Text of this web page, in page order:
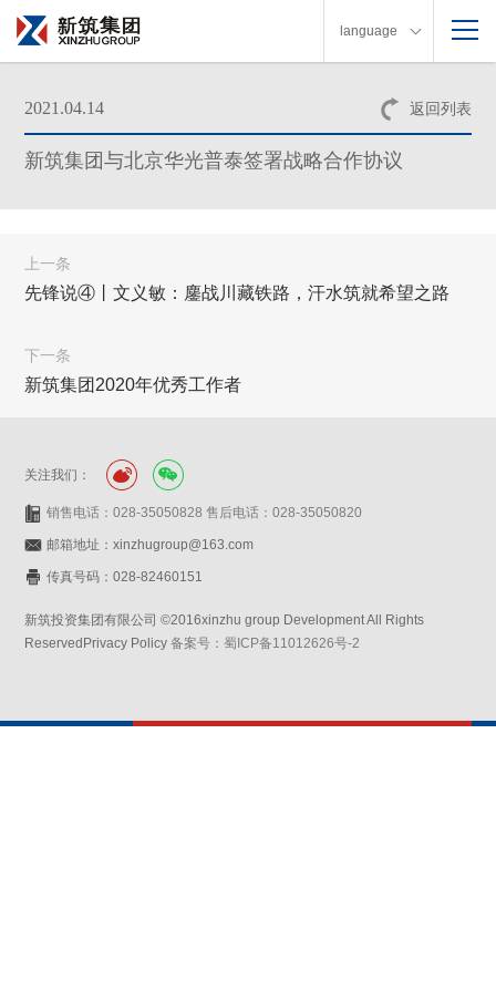
language
返回列表
2021.04.14
新筑集团与北京华光普泰签署战略合作协议
上一条
先锋说④丨文义敏：鏖战川藏铁路，汗水筑就希望之路
下一条
新筑集团2020年优秀工作者
关注我们：
销售电话：028-35050828 售后电话：028-35050820
邮箱地址：xinzhugroup@163.com
传真号码：028-82460151
新筑投资集团有限公司 ©2016xinzhu group Development All Rights
ReservedPrivacy Policy备案号：蜀ICP备11012626号-2